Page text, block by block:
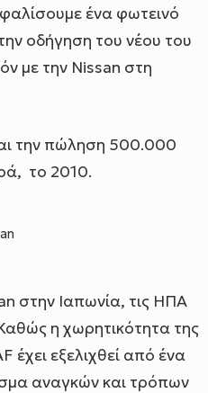
ένα φωτεινό
οδήγηση του νέου του
με την Nissan στη
την πώληση 500.000
το 2010.
στην Ιαπωνία, τις ΗΠΑ
η χωρητικότητα της
έχει εξελιχθεί από ένα
αναγκών και τρόπων